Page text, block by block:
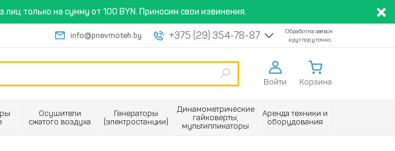
только на сумму от 100 BYN. Приносим свои извинения.
info@pnevmoteh.by +375 (29) 354-78-87
Обработка заявок
круглосуточно
Войти Корзина
Осушители
сжатого воздуха
Генераторы
(электростанции)
Динамометрические
гайковерты,
мультипликаторы
Аренда техники и
оборудования